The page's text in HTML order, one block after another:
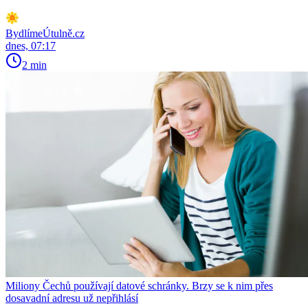
BydlímeÚtulně.cz
dnes, 07:17
2 min
Miliony Čechů používají datové schránky. Brzy se k nim přes
dosavadní adresu už nepřihlásí